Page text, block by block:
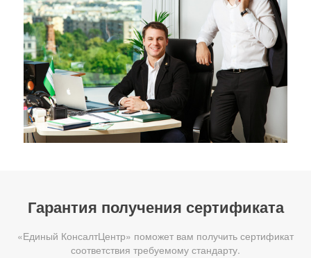
Гарантия получения сертификата
«Единый КонсалтЦентр» поможет вам получить сертификат
соответствия требуемому стандарту.